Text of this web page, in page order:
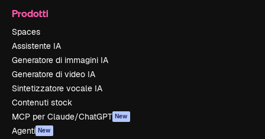
Prodotti
Spaces
Assistente IA
Generatore di immagini IA
Generatore di video IA
Sintetizzatore vocale IA
Contenuti stock
MCP per Claude/ChatGPT New
Agenti New